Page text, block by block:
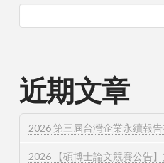
近期文章
2026 第三屆台灣企業永續報
2026 【碩博士論文競賽公告